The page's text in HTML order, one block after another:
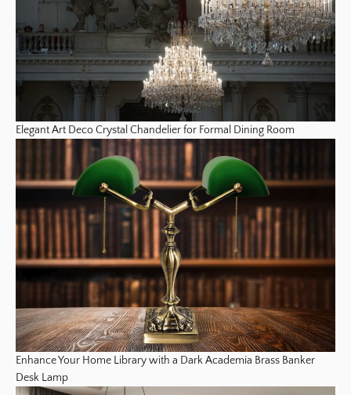
Elegant Art Deco Crystal Chandelier for Formal Dining Room
Enhance Your Home Library with a Dark Academia Brass Banker
Desk Lamp